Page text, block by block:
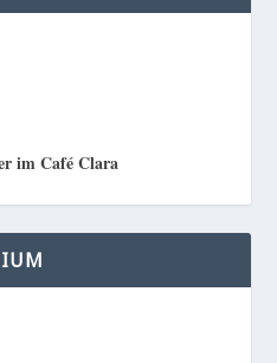
im Café Clara